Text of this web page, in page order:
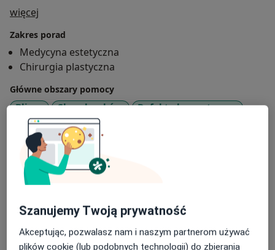
więcej
Zakres porad
Medycyna estetyczna
Chirurgia plastyczna
Główne obszary pomocy
Blizny Choroby skóry
Defekty kosmetyczne
Łysienie
Nadpotliwość
Rodzaje konsultacji
StacjonarneZobacz lokalizacje (1)
Szanujemy Twoją prywatność
Akceptując, pozwalasz nam i naszym partnerom używać
plików cookie (lub podobnych technologii) do zbierania